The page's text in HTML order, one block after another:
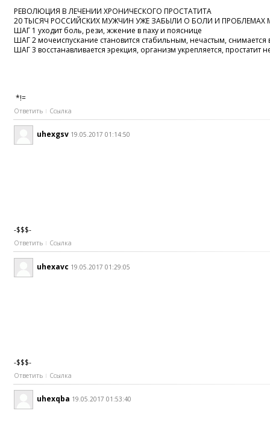
РЕВОЛЮЦИЯ В ЛЕЧЕНИИ ХРОНИЧЕСКОГО ПРОСТАТИТА
20 ТЫСЯЧ РОССИЙСКИХ МУЖЧИН УЖЕ ЗАБЫЛИ О БОЛИ И ПРОБЛЕМАХ
ШАГ 1 уходит боль, рези, жжение в паху и пояснице
ШАГ 2 мочеиспускание становится стабильным, нечастым, снимается
ШАГ 3 восстанавливается эрекция, организм укрепляется, простатит
*!=
Ответить Ссылка
uhexgsv 19.05.2017 01:14:50
-$$$-
Ответить Ссылка
uhexavc 19.05.2017 01:29:05
-$$$-
Ответить Ссылка
uhexqba 19.05.2017 01:53:40